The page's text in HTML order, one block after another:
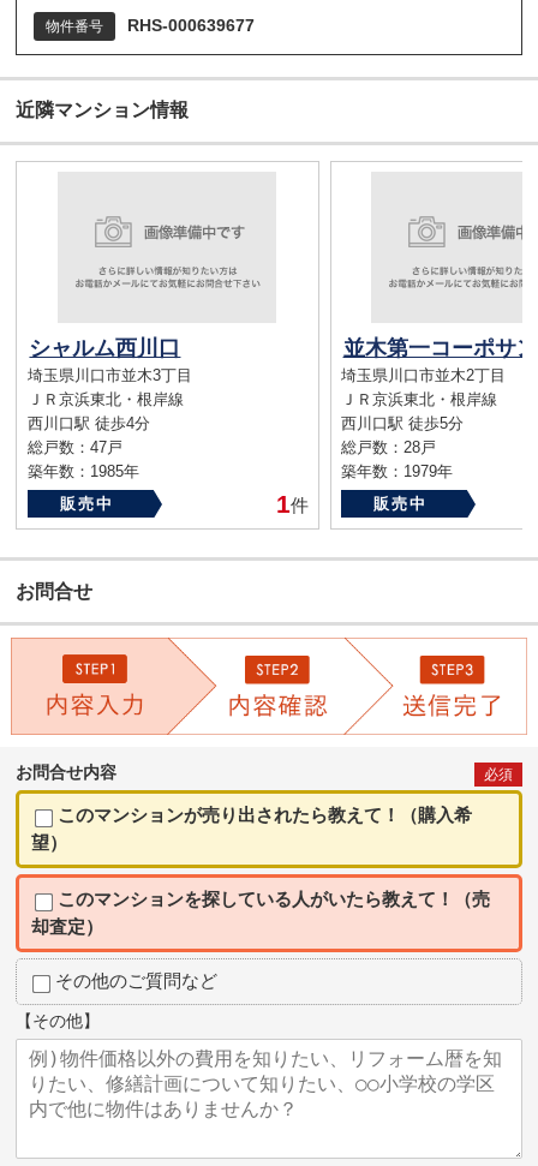
物件番号 RHS-000639677
近隣マンション情報
シャルム西川口
埼玉県川口市並木3丁目
ＪＲ京浜東北・根岸線
西川口駅 徒歩4分
総戸数：47戸
築年数：1985年
販売中
1件
並木第一コーポサ
埼玉県川口市並木2丁目
ＪＲ京浜東北・根岸線
西川口駅 徒歩5分
総戸数：28戸
築年数：1979年
販売中
お問合せ
お問合せ内容 必須
このマンションが売り出されたら教えて！（購入希
望）
このマンションを探している人がいたら教えて！（売
却査定）
その他のご質問など
【その他】